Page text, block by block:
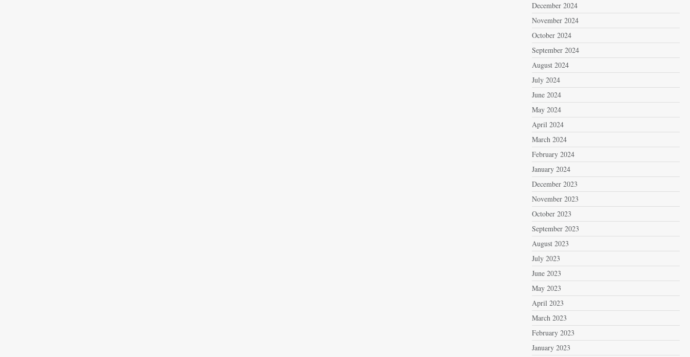
December 2024
November 2024
October 2024
September 2024
August 2024
July 2024
June 2024
May 2024
April 2024
March 2024
February 2024
January 2024
December 2023
November 2023
October 2023
September 2023
August 2023
July 2023
June 2023
May 2023
April 2023
March 2023
February 2023
January 2023